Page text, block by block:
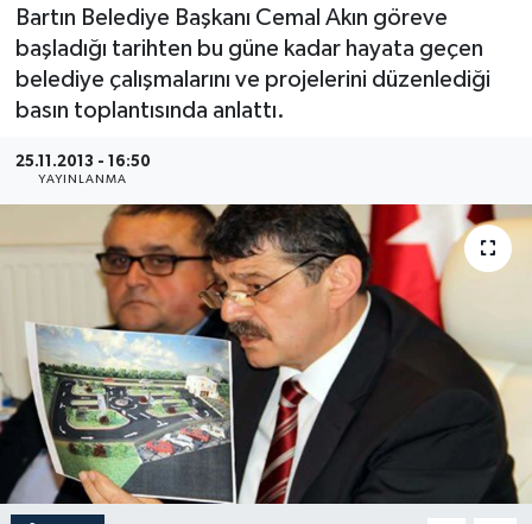
Bartın Belediye Başkanı Cemal Akın göreve
başladığı tarihten bu güne kadar hayata geçen
belediye çalışmalarını ve projelerini düzenlediği
basın toplantısında anlattı.
25.11.2013 - 16:50
YAYINLANMA
Medya
Sağlık
Sinema
Sivil Toplum
Siyaset
Spor
Tarım
Turizm